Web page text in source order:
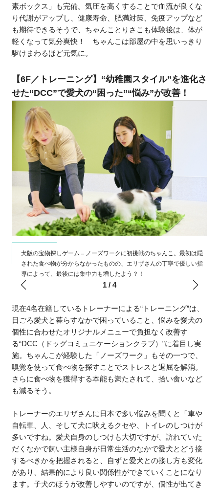
素ボックス」も完備。気圧を高くすることで血流が良くな
り代謝がアップし、健康寿命、肥満対策、免疫アップなど
も期待できるそうで、ちゃんことりさこも体験後は、体が
軽くなって気分爽快！ ちゃんこは部屋の中を思いっきり
駆けまわるほど元気に。
【6F／トレーニング】“幼稚園スタイル”を進化さ
せた“DCC”で愛犬の“困った”“悩み”が改善！
犬版の宝物探しゲーム＝ノーズワークに初挑戦のちゃんこ。最初は隠
された食べ物が分からなかったものの、エリザさんの丁寧で優しい指
導によって、最後には集中力も増したよう？！
1/ 4
現在4名在籍しているトレーナーによる“トレーニング”は、
日ごろ愛犬と暮らすなかで困っていること、悩みを愛犬の
個性に合わせたオリジナルメニューで負担なく改善す
る“DCC（ドッグコミュニケーションクラブ）”に着目し実
施。ちゃんこが経験した「ノーズワーク」もその一つで、
嗅覚を使って食べ物を探すことでストレスと退屈を解消。
さらに食べ物を獲得する本能も満たされて、拾い食いなど
も減るそう。
トレーナーのエリザさんに日本で多い悩みを聞くと「車や
自転車、人、そして犬に吠えるクセや、トイレのしつけが
多いですね。愛犬自身のしつけも大切ですが、訪れていた
だくなかで飼い主様自身が日常生活のなかで愛犬とどう接
するべきかを把握されると、自ずと愛犬との接し方も変化
があり、結果的により良い関係性ができていくことになり
ます。子犬のほうが改善しやすいのですが、個性が出てき